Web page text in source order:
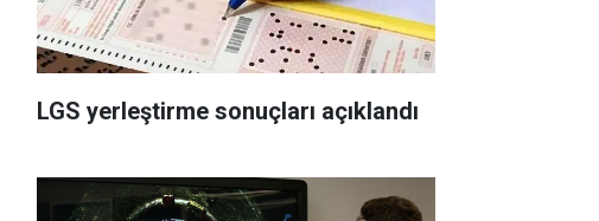
LGS yerleştirme sonuçları açıklandı